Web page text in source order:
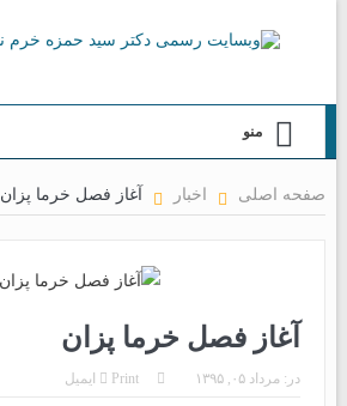
منو
صفحه اصلی اخبار آغاز فصل خرما پزان
آغاز فصل خرما پزان
در: مرداد ۰۵, ۱۳۹۵ Print ایمیل